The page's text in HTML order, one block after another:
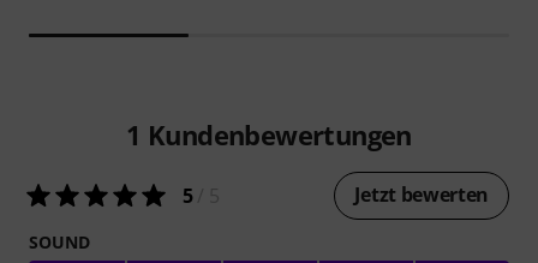
1 Kundenbewertungen
5/ 5 Jetzt bewerten
SOUND